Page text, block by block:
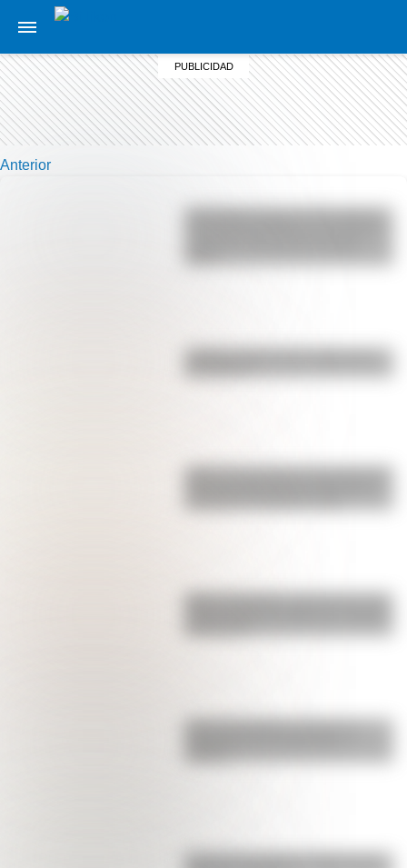
Anterior
Actividades para el 17 de agosto:
¿Sabías cómo fue la infancia de
¿Qué son las figuras geométricas?
conocer los distintos tipos
Metro de Madrid: ¿por qué es una
Cómo San Martín conformó el
Cruce de los Andes: 5 datos que